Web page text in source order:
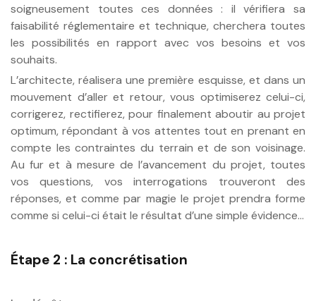
soigneusement toutes ces données : il vérifiera sa
faisabilité réglementaire et technique, cherchera toutes
les possibilités en rapport avec vos besoins et vos
souhaits.
L’architecte, réalisera une première esquisse, et dans un
mouvement d’aller et retour, vous optimiserez celui-ci,
corrigerez, rectifierez, pour finalement aboutir au projet
optimum, répondant à vos attentes tout en prenant en
compte les contraintes du terrain et de son voisinage.
Au fur et à mesure de l’avancement du projet, toutes
vos questions, vos interrogations trouveront des
réponses, et comme par magie le projet prendra forme
comme si celui-ci était le résultat d’une simple évidence...
Étape 2 : La concrétisation